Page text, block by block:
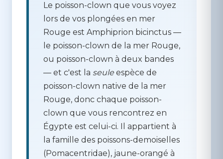
Le poisson-clown que vous voyez
lors de vos plongées en mer
Rouge est Amphiprion bicinctus—
le poisson-clown de la mer Rouge,
ou poisson-clown à deux bandes
— et c'est la seuleespèce de
poisson-clown native de la mer
Rouge, donc chaque poisson-
clown que vous rencontrez en
Égypte est celui-ci. Il appartient à
la famille des poissons-demoiselles
(Pomacentridae), jaune-orangé à